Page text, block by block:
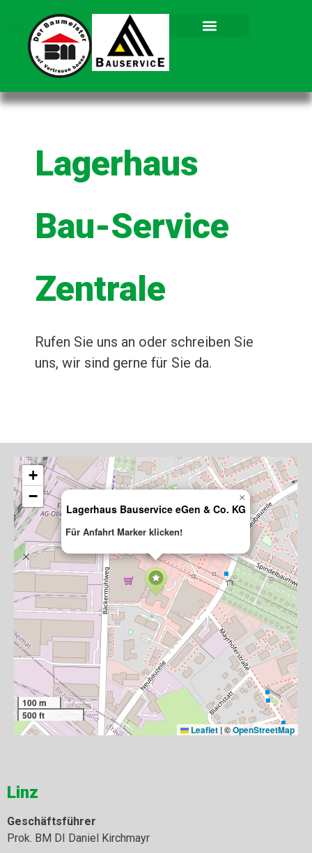
Lagerhaus
Bau-Service
Zentrale
Rufen Sie uns an oder schreiben Sie
uns, wir sind gerne für Sie da.
Lagerhaus Bauservice eGen & Co. KG
Für Anfahrt Marker klicken!
×
+
−
100 m
500 ft
Leaflet |©OpenStreetMap
Linz
Geschäftsführer
Prok. BM DI Daniel Kirchmayr